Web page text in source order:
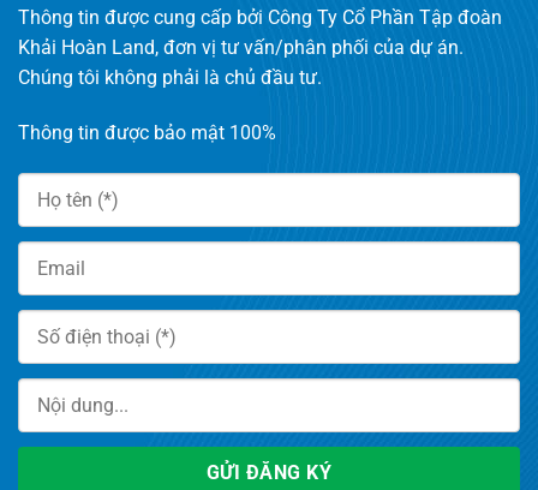
Thông tin được cung cấp bởi Công Ty Cổ Phần Tập đoàn
Khải Hoàn Land, đơn vị tư vấn/phân phối của dự án.
Chúng tôi không phải là chủ đầu tư.
Thông tin được bảo mật 100%